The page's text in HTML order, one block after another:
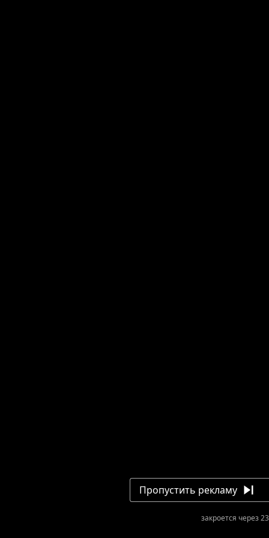
Пропустить рекламу
закроется через 23